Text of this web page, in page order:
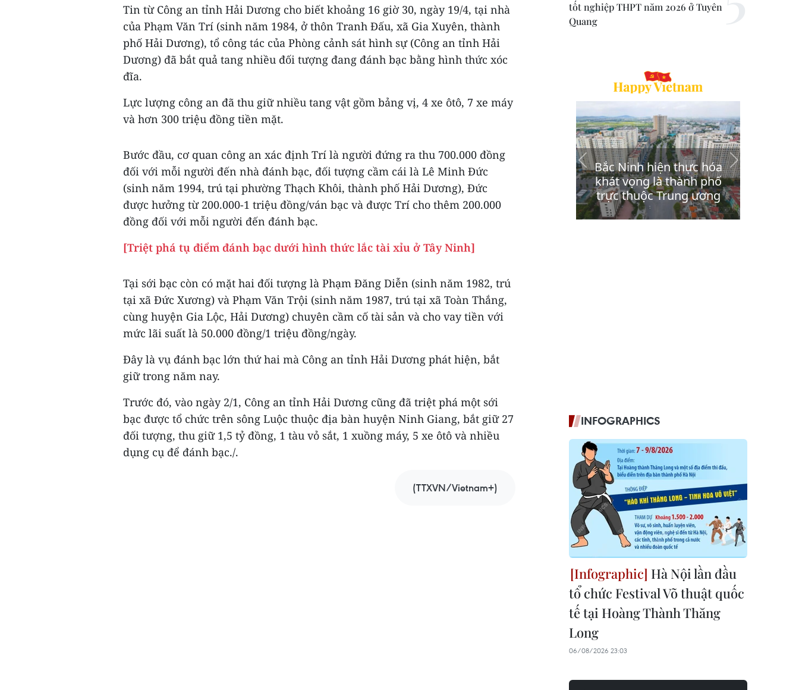
Tin từ Công an tỉnh Hải Dương cho biết khoảng 16 giờ 30, ngày 19/4, tại nhà
của Phạm Văn Trí (sinh năm 1984, ở thôn Tranh Đấu, xã Gia Xuyên, thành
phố Hải Dương), tổ công tác của Phòng cảnh sát hình sự (Công an tỉnh Hải
Dương) đã bắt quả tang nhiều đối tượng đang đánh bạc bằng hình thức xóc
đĩa.
Lực lượng công an đã thu giữ nhiều tang vật gồm bảng vị, 4 xe ôtô, 7 xe máy
và hơn 300 triệu đồng tiền mặt.
Bước đầu, cơ quan công an xác định Trí là người đứng ra thu 700.000 đồng
đối với mỗi người đến nhà đánh bạc, đối tượng cầm cái là Lê Minh Đức
(sinh năm 1994, trú tại phường Thạch Khôi, thành phố Hải Dương), Đức
được hưởng từ 200.000-1 triệu đồng/ván bạc và được Trí cho thêm 200.000
đồng đối với mỗi người đến đánh bạc.
[Triệt phá tụ điểm đánh bạc dưới hình thức lắc tài xỉu ở Tây Ninh]
Tại sới bạc còn có mặt hai đối tượng là Phạm Đăng Diễn (sinh năm 1982, trú
tại xã Đức Xương) và Phạm Văn Trội (sinh năm 1987, trú tại xã Toàn Thắng,
cùng huyện Gia Lộc, Hải Dương) chuyên cầm cố tài sản và cho vay tiền với
mức lãi suất là 50.000 đồng/1 triệu đồng/ngày.
Đây là vụ đánh bạc lớn thứ hai mà Công an tỉnh Hải Dương phát hiện, bắt
giữ trong năm nay.
Trước đó, vào ngày 2/1, Công an tỉnh Hải Dương cũng đã triệt phá một sới
bạc được tổ chức trên sông Luộc thuộc địa bàn huyện Ninh Giang, bắt giữ 27
đối tượng, thu giữ 1,5 tỷ đồng, 1 tàu vỏ sắt, 1 xuồng máy, 5 xe ôtô và nhiều
dụng cụ để đánh bạc./.
(TTXVN/Vietnam+)
tốt nghiệp THPT năm 2026 ở Tuyên
Quang
INFOGRAPHICS
Hà Nội lần đầu
tổ chức Festival Võ thuật quốc
tế tại Hoàng Thành Thăng
Long
06/08/2026 23:03